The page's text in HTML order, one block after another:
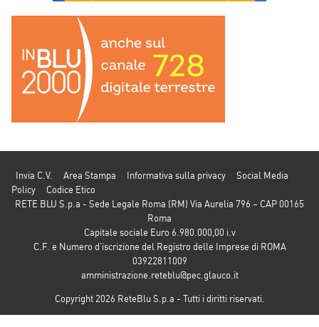
Invia C.V. Area Stampa Informativa sulla privacy
Social Media
Policy
Codice Etico
RETE BLU S.p.a - Sede Legale Roma (RM) Via Aurelia 796 – CAP 00165
Roma
Capitale sociale Euro 6.980.000,00 i.v
C.F. e Numero d’iscrizione del Registro delle Imprese di ROMA
03922811009
amministrazione.reteblu@pec.glauco.it
Copyright 2026 ReteBlu S.p.a - Tutti i diritti riservati.